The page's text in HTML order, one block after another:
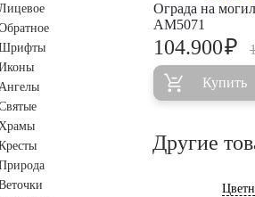
Ограда на
AM5071
104.900₽
Купить
Другие